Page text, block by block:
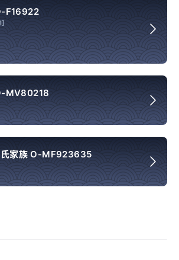
F16922
MV80218
氏家族 O-MF923635